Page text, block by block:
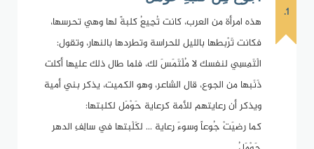
1.
هذه امرأة من العرب، كانت تُجِيعُ كلبةً لها وهي تحرسها،
فكانت تَرْبطها بالليل للحراسة وتطردها بالنهار، وتقول:
الْتَمِسِي لنفسك لا مُلْتَمَسَ لك، فلما طال ذلك عليها أكلت
ذَنَبها من الجوع، قال الشاعر، وهو الكميت، يذكر بني أمية
ويذكر أن رِعايتهم للأمة كرعاية حَوْمَل لكلبتها:
كما رضيَتْ جُوعاً وسوءَ رِعاية ... لكَلْبتها في سالِفِ الدهر